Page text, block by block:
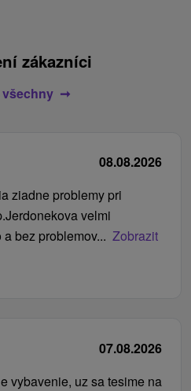
zákazníci
08.08.2026
ziadne problemy pri
velmi
bez problemov... Zobrazit
07.08.2026
vybavenie, uz sa tesime na